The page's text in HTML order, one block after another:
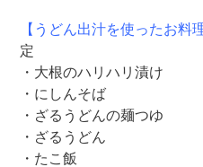
【うどん出汁を使ったお料
定
・大根のハリハリ漬け
・にしんそば
・ざるうどんの麺つゆ
・ざるうどん
・たこ飯